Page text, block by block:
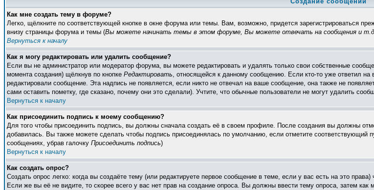
Как мне создать тему в форуме?
Легко, щёлкните по соответствующей кнопке в окне форума или темы. Вам, возможно, придется зарегистрироваться
внизу страницы форума и темы (Вы можете начинать темы в этом форуме, Вы можете отвечать на сообщения и
Вернуться к началу
Как я могу редактировать или удалить сообщение?
Если вы не администратор или модератор форума, вы можете редактировать и удалять только свои собственные
момента создания) щёлкнув по кнопке Редактировать, относящейся к данному сообщению. Если кто-то уже ответил
редактировали сообщение. Эта надпись не появляется, если никто не отвечал на ваше сообщение, она также не
сами оставить пометку, где сказано, почему они это сделали). Учтите, что обычные пользователи не могут удалить
Вернуться к началу
Как присоединить подпись к моему сообщению?
Для того чтобы присоединить подпись, вы должны сначала создать её в своем профиле. После создания вы должны
добавилась. Вы также можете сделать чтобы подпись присоединялась по умолчанию, если отметите
сообщениях, убрав галочку Присоединить подпись)
Вернуться к началу
Как создать опрос?
Создать опрос легко: когда вы создаёте тему (или редактируете первое сообщение в теме, если у вас есть на это
Если же вы её не видите, то скорее всего у вас нет прав на создание опроса. Вы должны ввести тему опроса, затем